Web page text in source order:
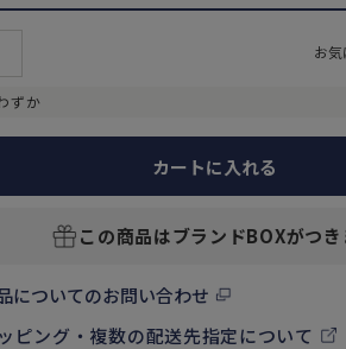
ずか
お
カートに入れる
この商品はブランドBOXがつき
についてのお問い合わせ
ピング・複数の配送先指定について